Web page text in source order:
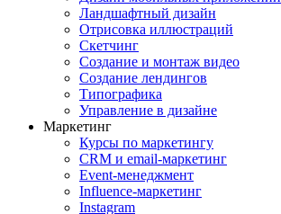
Ландшафтный дизайн
Отрисовка иллюстраций
Скетчинг
Создание и монтаж видео
Создание лендингов
Типографика
Управление в дизайне
Маркетинг
Курсы по маркетингу
CRM и email-маркетинг
Event-менеджмент
Influence-маркетинг
Instagram